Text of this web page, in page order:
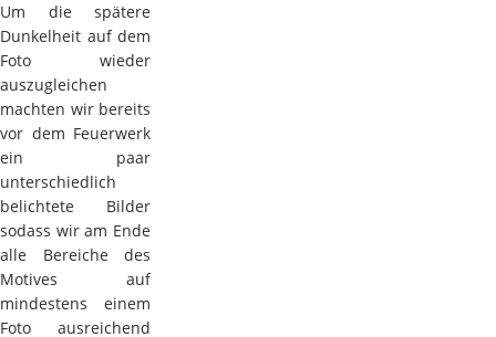
Um die spätere
Dunkelheit auf dem
Foto wieder
auszugleichen
machten wir bereits
vor dem Feuerwerk
ein paar
unterschiedlich
belichtete Bilder
sodass wir am Ende
alle Bereiche des
Motives auf
mindestens einem
Foto ausreichend